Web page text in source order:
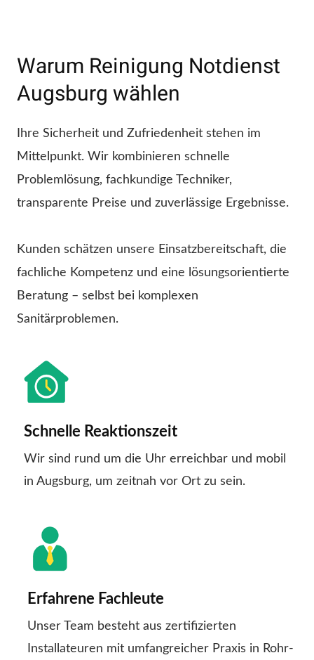
Warum Reinigung Notdienst
Augsburg wählen
Ihre Sicherheit und Zufriedenheit stehen im
Mittelpunkt. Wir kombinieren schnelle
Problemlösung, fachkundige Techniker,
transparente Preise und zuverlässige Ergebnisse.
Kunden schätzen unsere Einsatzbereitschaft, die
fachliche Kompetenz und eine lösungsorientierte
Beratung – selbst bei komplexen
Sanitärproblemen.
Schnelle Reaktionszeit
Wir sind rund um die Uhr erreichbar und mobil
in Augsburg, um zeitnah vor Ort zu sein.
Erfahrene Fachleute
Unser Team besteht aus zertifizierten
Installateuren mit umfangreicher Praxis in Rohr-